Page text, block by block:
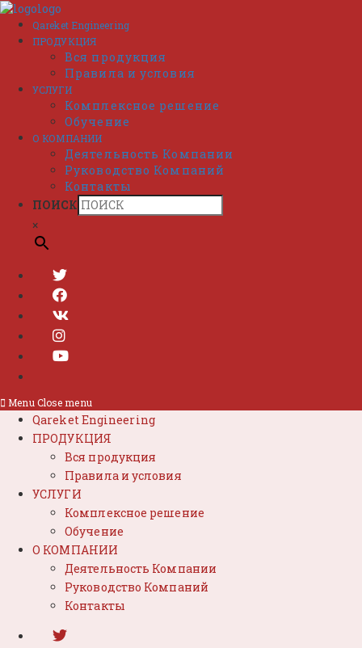
Перейти
содержимому
Qareket Engineering
ПРОДУКЦИЯ
Вся продукция
Правила и условия
УСЛУГИ
Комплексное решение
Обучение
О КОМПАНИИ
Деятельность Компании
Руководство Компаний
Контакты
ПОИСК
×
Menu Close menu
Qareket Engineering
ПРОДУКЦИЯ
Вся продукция
Правила и условия
УСЛУГИ
Комплексное решение
Обучение
О КОМПАНИИ
Деятельность Компании
Руководство Компаний
Контакты